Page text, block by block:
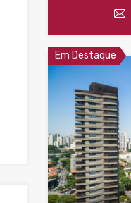
Em Destaque